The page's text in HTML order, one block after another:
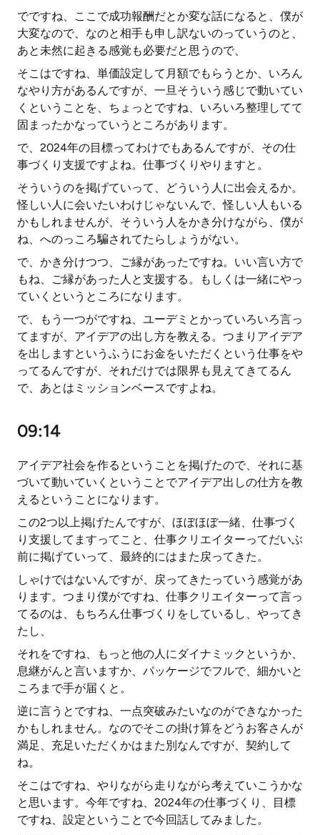
でですね、ここで成功報酬だとか変な話になると、僕が
大変なので、なのと相手も申し訳ないのっていうのと、
あと未然に起きる感覚も必要だと思うので、
そこはですね、単価設定して月額でもらうとか、いろん
なやり方があるんですが、一旦そういう感じで動いてい
くということを、ちょっとですね、いろいろ整理してて
固まったかなっていうところがあります。
で、2024年の目標ってわけでもあるんですが、その仕
事づくり支援ですよね。仕事づくりやりますと。
そういうのを掲げていって、どういう人に出会えるか。
怪しい人に会いたいわけじゃないんで、怪しい人もいる
かもしれませんが、そういう人をかき分けながら、僕が
ね、へのっころ騙されてたらしょうがない。
で、かき分けつつ、ご縁があったですね。いい言い方で
もね、ご縁があった人と支援する。もしくは一緒にやっ
ていくというところになります。
で、もう一つがですね、ユーデミとかっていろいろ言っ
てますが、アイデアの出し方を教える。つまりアイデア
を出しますというふうにお金をいただくという仕事をや
ってるんですが、それだけでは限界も見えてきてるん
で、あとはミッションベースですよね。
09:14
アイデア社会を作るということを掲げたので、それに基
づいて動いていくということでアイデア出しの仕方を教
えるということになります。
この2つ以上掲げたんですが、ほぼほぼ一緒、仕事づく
り支援してますってこと、仕事クリエイターってだいぶ
前に掲げていって、最終的にはまた戻ってきた。
しゃけではないんですが、戻ってきたっていう感覚があ
ります。つまり僕がですね、仕事クリエイターって言っ
てるのは、もちろん仕事づくりをしているし、やってき
たし、
それをですね、もっと他の人にダイナミックというか、
息継がんと言いますか、パッケージでフルで、細かいと
ころまで手が届くと。
逆に言うとですね、一点突破みたいなのができなかった
かもしれません。なのでそこの掛け算をどうお客さんが
満足、充足いただくかはまた別なんですが、契約して
ね。
そこはですね、やりながら走りながら考えていこうかな
と思います。今年ですね、2024年の仕事づくり、目標
ですね、設定ということで今回話してみました。